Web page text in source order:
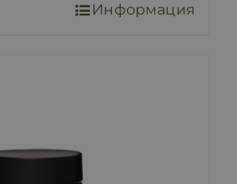
Информация